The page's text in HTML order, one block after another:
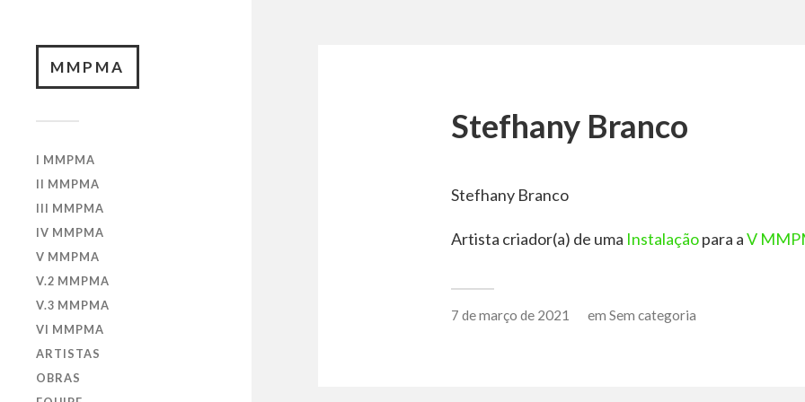
MMPMA
I MMPMA
II MMPMA
III MMPMA
IV MMPMA
V MMPMA
V.2 MMPMA
V.3 MMPMA
VI MMPMA
ARTISTAS
OBRAS
Stefhany Branco
Stefhany Branco
Artista criador(a) de uma Instalaçãopara aV
7 de março de 2021 em Sem categoria